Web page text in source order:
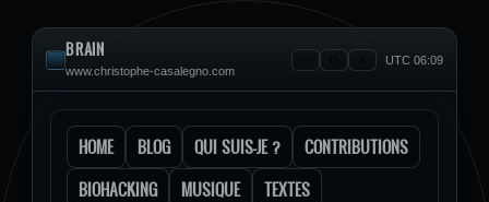
BRAIN
www.christophe-casalegno.com
UTC 06:09
HOME BLOG QUI SUIS-JE ?
CONTRIBUTIONS
BIOHACKING
MUSIQUE TEXTES